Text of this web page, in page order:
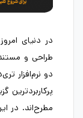
در دنیای
طراحی و
پرکاربردترین
مطرح‌اند. در